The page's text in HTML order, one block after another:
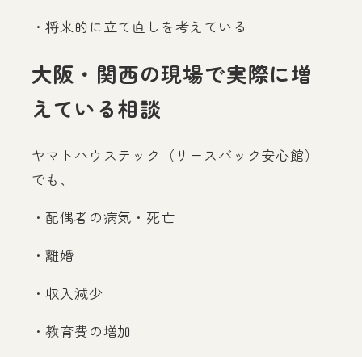
・将来的に立て直しを考えている
大阪・関西の現場で実際に増
えている相談
ヤマトハウステック（リースバック安心館）
でも、
・配偶者の病気・死亡
・離婚
・収入減少
・教育費の増加